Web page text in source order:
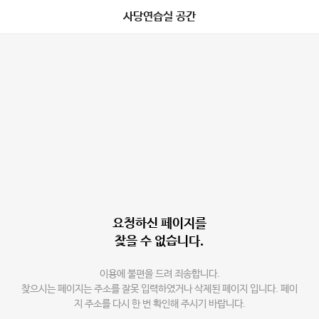
사당연습실 공간
요청하신 페이지를
찾을 수 없습니다.
이용에 불편을 드려 죄송합니다.
찾으시는 페이지는 주소를 잘못 입력하였거나 삭제된 페이지 입니다. 페이
지 주소를 다시 한 번 확인해 주시기 바랍니다.